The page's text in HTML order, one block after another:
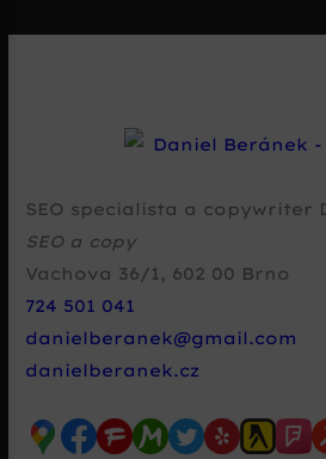
SEO specialista a copywriter
SEO a copy
Vachova 36/1 , 602 00 Brno
724 501 041
danielberanek@gmail.com
danielberanek.cz